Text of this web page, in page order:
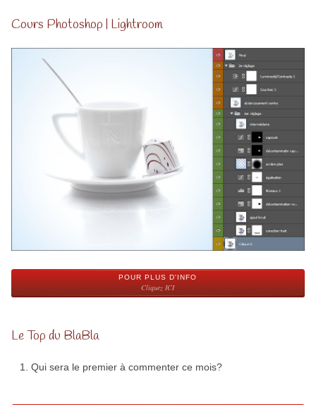
Cours Photoshop | Lightroom
POUR PLUS D'INFO
Cliquez ICI
Le Top du BlaBla
Qui sera le premier à commenter ce mois?